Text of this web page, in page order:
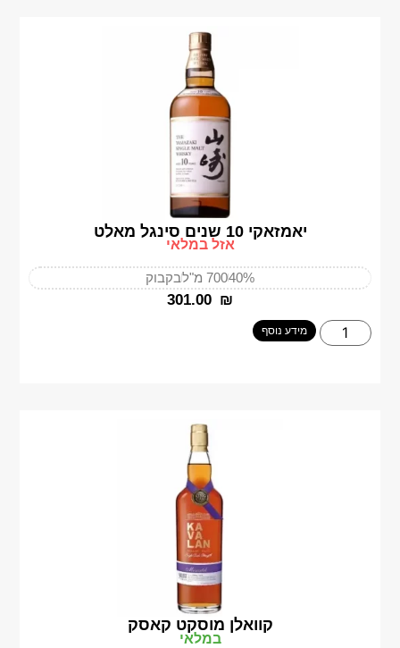
יאמזאקי 10 שנים סינגל מאלט
אזל במלאי
40%700 מ"ל בקבוק
‎301.00 ₪
מידע נוסף
קוואלן מוסקט קאסק
במלאי